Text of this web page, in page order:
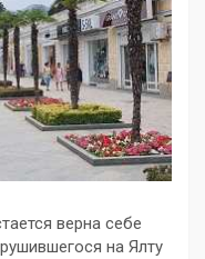
верна себе
на Ялту